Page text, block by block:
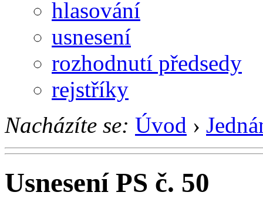
hlasování
usnesení
rozhodnutí předsedy
rejstříky
Nacházíte se: Úvod ›
Usnesení PS č. 50